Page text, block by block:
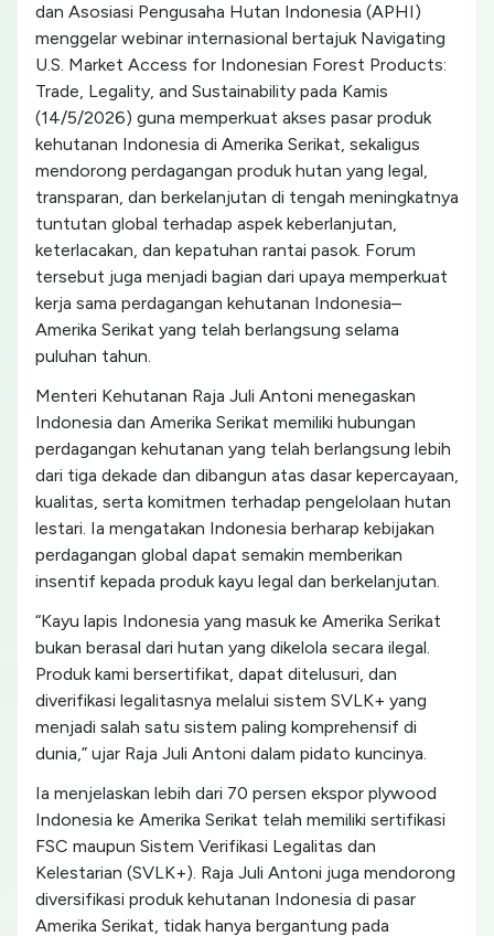
dan Asosiasi Pengusaha Hutan Indonesia (APHI)
menggelar webinar internasional bertajuk Navigating
U.S. Market Access for Indonesian Forest Products:
Trade, Legality, and Sustainability pada Kamis
(14/5/2026) guna memperkuat akses pasar produk
kehutanan Indonesia di Amerika Serikat, sekaligus
mendorong perdagangan produk hutan yang legal,
transparan, dan berkelanjutan di tengah meningkatnya
tuntutan global terhadap aspek keberlanjutan,
keterlacakan, dan kepatuhan rantai pasok. Forum
tersebut juga menjadi bagian dari upaya memperkuat
kerja sama perdagangan kehutanan Indonesia–
Amerika Serikat yang telah berlangsung selama
puluhan tahun.
Menteri Kehutanan Raja Juli Antoni menegaskan
Indonesia dan Amerika Serikat memiliki hubungan
perdagangan kehutanan yang telah berlangsung lebih
dari tiga dekade dan dibangun atas dasar kepercayaan,
kualitas, serta komitmen terhadap pengelolaan hutan
lestari. Ia mengatakan Indonesia berharap kebijakan
perdagangan global dapat semakin memberikan
insentif kepada produk kayu legal dan berkelanjutan.
“Kayu lapis Indonesia yang masuk ke Amerika Serikat
bukan berasal dari hutan yang dikelola secara ilegal.
Produk kami bersertifikat, dapat ditelusuri, dan
diverifikasi legalitasnya melalui sistem SVLK+ yang
menjadi salah satu sistem paling komprehensif di
dunia,” ujar Raja Juli Antoni dalam pidato kuncinya.
Ia menjelaskan lebih dari 70 persen ekspor plywood
Indonesia ke Amerika Serikat telah memiliki sertifikasi
FSC maupun Sistem Verifikasi Legalitas dan
Kelestarian (SVLK+). Raja Juli Antoni juga mendorong
diversifikasi produk kehutanan Indonesia di pasar
Amerika Serikat, tidak hanya bergantung pada